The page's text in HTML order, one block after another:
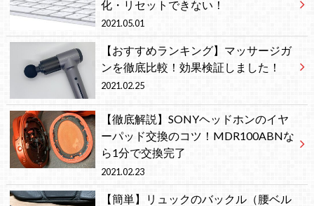
化・リセットできない！
2021.05.01
【おすすめランキング】マッサージガ
ンを徹底比較！効果検証しました！
2021.02.25
【徹底解説】SONYヘッドホンのイヤ
ーパッド交換のコツ！MDR100ABNな
ら1分で交換完了
2021.02.23
【簡単】リュックのバックル（腰ベル